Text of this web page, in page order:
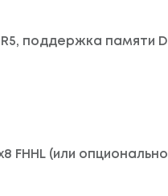
поддержка памяти
FHHL (или